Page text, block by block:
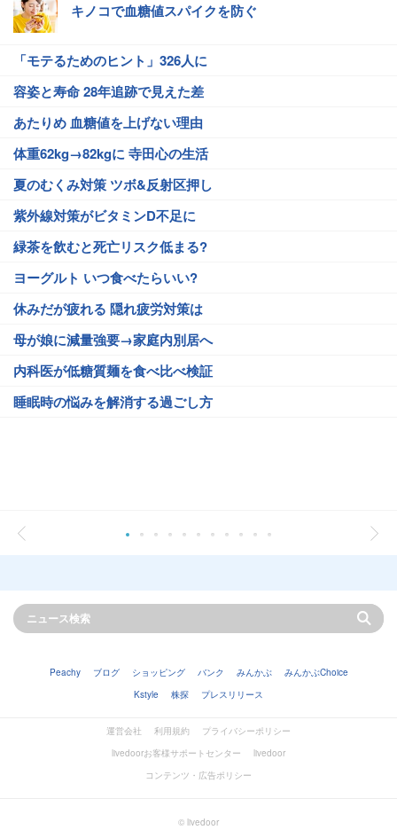
キノコで血糖値スパイクを防ぐ
「モテるためのヒント」326人に
容姿と寿命 28年追跡で見えた差
あたりめ 血糖値を上げない理由
体重62kg→82kgに 寺田心の生活
夏のむくみ対策 ツボ&反射区押し
紫外線対策がビタミンD不足に
緑茶を飲むと死亡リスク低まる?
ヨーグルト いつ食べたらいい?
休みだが疲れる 隠れ疲労対策は
母が娘に減量強要→家庭内別居へ
内科医が低糖質麺を食べ比べ検証
睡眠時の悩みを解消する過ごし方
Peachy ブログ ショッピング バンク みんかぶ
みんかぶChoice
Kstyle
株探 プレスリリース
運営会社 利用規約
プライバシーポリシー
livedoorお客様サポートセンター
livedoor
コンテンツ・広告ポリシー
© livedoor